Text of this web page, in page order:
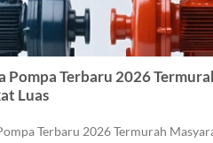
Pompa Terbaru 2026
Luas
Terbaru 2026 Termurah